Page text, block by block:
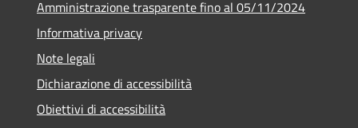
Amministrazione trasparente fino al 05/11/2024
Informativa privacy
Note legali
Dichiarazione di accessibilità
Obiettivi di accessibilità